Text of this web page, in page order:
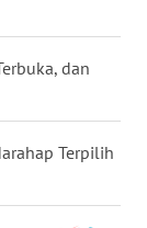
dan
Terpilih